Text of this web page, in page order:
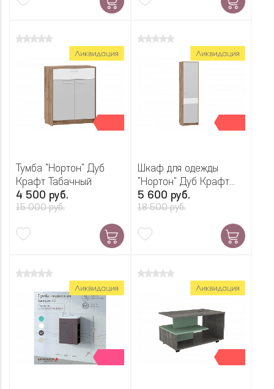
Тумба "Нортон" Дуб
Крафт Табачный
4 500 руб.
15 000 руб.
Шкаф для одежды
"Нортон" Дуб Крафт
Табачный
5 600 руб.
18 500 руб.